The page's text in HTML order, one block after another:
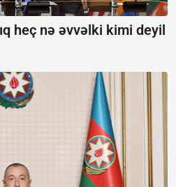
heç nə əvvəlki kimi deyil